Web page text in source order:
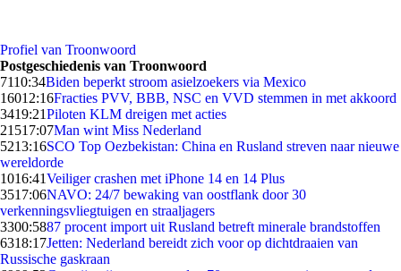
Profiel van Troonwoord
Postgeschiedenis van Troonwoord
7110:34Biden beperkt stroom asielzoekers via Mexico
16012:16Fracties PVV, BBB, NSC en VVD stemmen in met akkoord
3419:21Piloten KLM dreigen met acties
21517:07Man wint Miss Nederland
5213:16SCO Top Oezbekistan: China en Rusland streven naar nieuwe
wereldorde
1016:41Veiliger crashen met iPhone 14 en 14 Plus
3517:06NAVO: 24/7 bewaking van oostflank door 30
verkenningsvliegtuigen en straaljagers
3300:5887 procent import uit Rusland betreft minerale brandstoffen
6318:17Jetten: Nederland bereidt zich voor op dichtdraaien van
Russische gaskraan